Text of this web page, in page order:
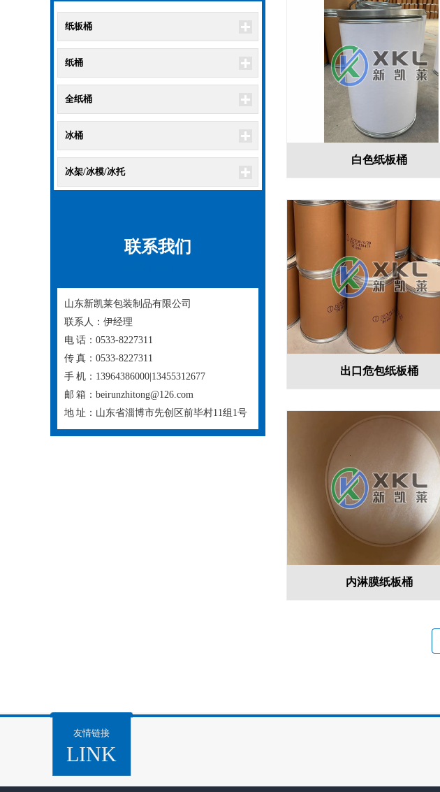
纸板桶
纸桶
全纸桶
冰桶
冰架/冰模/冰托
联系我们
山东新凯莱包装制品有限公司
联系人：伊经理
电 话：0533-8227311
传 真：0533-8227311
手 机：13964386000|13455312677
邮 箱：beirunzhitong@126.com
地 址：山东省淄博市先创区前毕村11组1号
白色纸板桶
出口危包纸板桶
内淋膜纸板桶
友情链接
LINK